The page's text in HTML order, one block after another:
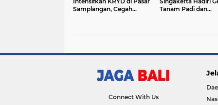
Samplangan, Cegah
Tanam Padi dan
Connect With Us